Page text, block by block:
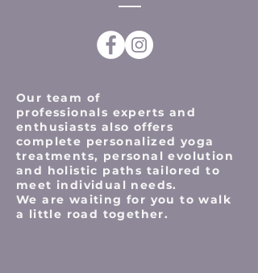
Our team of
professionals experts and
enthusiasts also offers
complete personalized yoga
treatments, personal evolution
and holistic paths tailored to
meet individual needs.
We are waiting for you to walk
a little road together.